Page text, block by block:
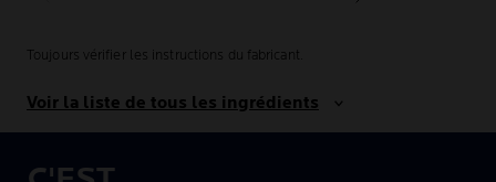
Toujours vérifier les instructions du fabricant.
Voir la liste de tous les ingrédients